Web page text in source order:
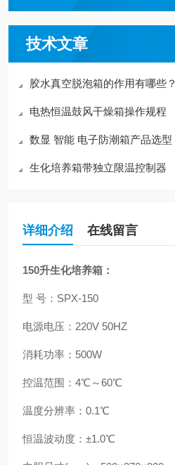
技术文章
胶水真空脱泡箱的作用有哪些？
电热恒温鼓风干燥箱操作规程
数显 智能 电子防潮箱产品选型
生化培养箱带独立限温控制器
详细介绍 在线留言
150升生化培养箱 ：
型 号：SPX-150
电源电压：220V 50HZ
消耗功率：500W
控温范围：4℃～60℃
温度分辨率：0.1℃
恒温波动度：±1.0℃